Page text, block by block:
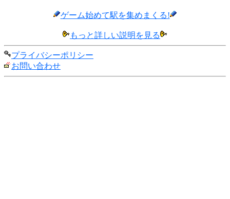
ゲーム始めて駅を集めまくる!
もっと詳しい説明を見る
プライバシーポリシー
お問い合わせ